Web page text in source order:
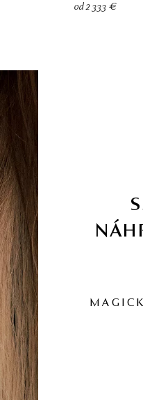
od 2 333 €